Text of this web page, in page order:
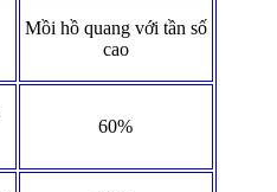
Mồi hồ quang với tần số
cao
60%